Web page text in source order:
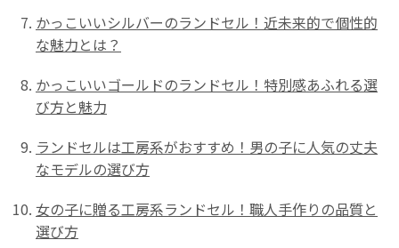
かっこいいシルバーのランドセル！近未来的で個性的
な魅力とは？
かっこいいゴールドのランドセル！特別感あふれる選
び方と魅力
ランドセルは工房系がおすすめ！男の子に人気の丈夫
なモデルの選び方
女の子に贈る工房系ランドセル！職人手作りの品質と
選び方